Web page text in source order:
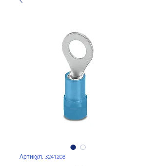
Артикул: 3241208